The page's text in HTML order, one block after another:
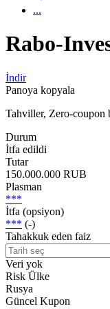
...
Rabo-
İndir
Panoya kopyala
Tahviller, Zero-coupon
Durum
İtfa edildi
Tutar
150.000.000 RUB
Plasman
***
İtfa (opsiyon)
*** (-)
Tahakkuk eden faiz
Veri yok
Risk Ülke
Rusya
Güncel Kupon